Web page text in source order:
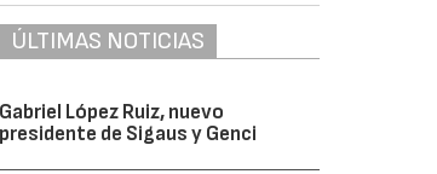
ÚLTIMAS NOTICIAS
Gabriel López Ruiz, nuevo
presidente de Sigaus y Genci